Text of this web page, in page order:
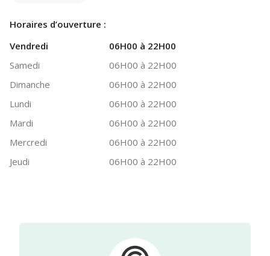
Horaires d’ouverture :
Vendredi
06H00 à 22H00
Samedi
06H00 à 22H00
Dimanche
06H00 à 22H00
Lundi
06H00 à 22H00
Mardi
06H00 à 22H00
Mercredi
06H00 à 22H00
Jeudi
06H00 à 22H00